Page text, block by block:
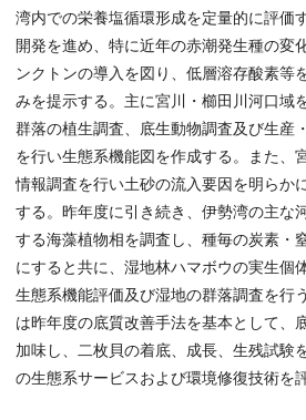
湾内での栄養塩循環形成を定量的に評価
開発を進め、特に近年の赤潮発生種の変
ンクトンの導入を図り、低層溶存酸素等
みを提示する。主に宮川・櫛田川河口域
群落の植生調査、底生動物調査及び生産
を行い生態系機能図を作成する。また、
情報調査を行い土砂の流入要因を明らか
する。昨年度に引き続き、伊勢湾の主な
する海藻植物相を調査し、種毎の炭素・
にすると共に、湿地林ハマボウの実生個
生態系機能評価及び湿地の群落調査を行
は昨年度の底質改善手法を基本として、
加味し、二枚貝の着底、成長、生残試験
の生態系サービスおよび環境修復技術を